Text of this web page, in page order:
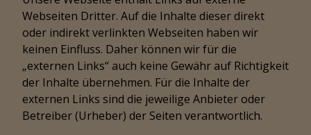
Webseiten Dritter. Auf die Inhalte dieser direkt
oder indirekt verlinkten Webseiten haben wir
keinen Einfluss. Daher können wir für die
„externen Links“ auch keine Gewähr auf Richtigkeit
der Inhalte übernehmen. Für die Inhalte der
externen Links sind die jeweilige Anbieter oder
Betreiber (Urheber) der Seiten verantwortlich.